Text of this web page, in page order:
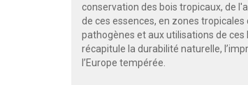
conservation des bois tropicaux, de
de ces essences, en zones
pathogènes et aux utilisations de
récapitule la durabilité naturelle,
l’Europe tempérée.